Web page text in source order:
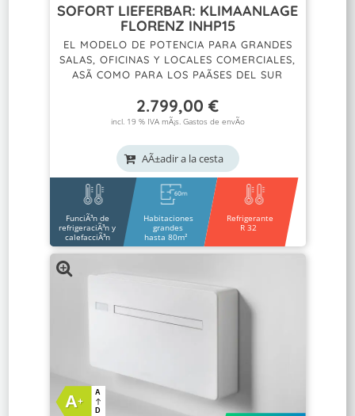
SOFORT LIEFERBAR: KLIMAANLAGE
FLORENZ INHP15
EL MODELO DE POTENCIA PARA GRANDES
SALAS, OFICINAS Y LOCALES COMERCIALES,
ASÃ­ COMO PARA LOS PAÃ­SES DEL SUR
2.799,00 €
incl. 19 % IVA mÃ¡s. Gastos de envÃ­o
AÃ±adir a la cesta
FunciÃ³n de
refrigeraciÃ³n y
calefacciÃ³n
Habitaciones
grandes
hasta 80m²
Refrigerante
R 32
A+
A
D